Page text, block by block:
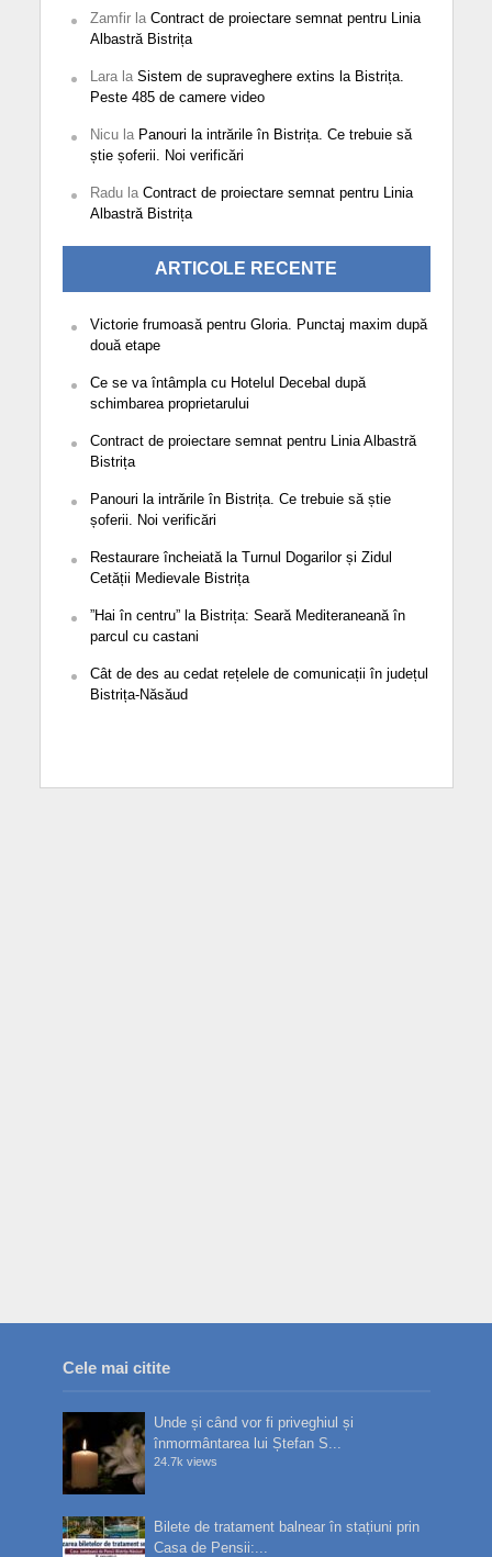
Zamfirla Contract de proiectare semnat pentru Linia
Albastră Bistrița
Larala Sistem de supraveghere extins la Bistrița.
Peste 485 de camere video
Nicula Panouri la intrările în Bistrița. Ce trebuie să
știe șoferii. Noi verificări
Radula Contract de proiectare semnat pentru Linia
Albastră Bistrița
ARTICOLE RECENTE
Victorie frumoasă pentru Gloria. Punctaj maxim după
două etape
Ce se va întâmpla cu Hotelul Decebal după
schimbarea proprietarului
Contract de proiectare semnat pentru Linia Albastră
Bistrița
Panouri la intrările în Bistrița. Ce trebuie să știe
șoferii. Noi verificări
Restaurare încheiată la Turnul Dogarilor și Zidul
Cetății Medievale Bistrița
”Hai în centru” la Bistrița: Seară Mediteraneană în
parcul cu castani
Cât de des au cedat rețelele de comunicații în județul
Bistrița-Năsăud
Cele mai citite
Unde și când vor fi priveghiul și
înmormântarea lui Ștefan S...
24.7k views
Bilete de tratament balnear în stațiuni prin
Casa de Pensii:...